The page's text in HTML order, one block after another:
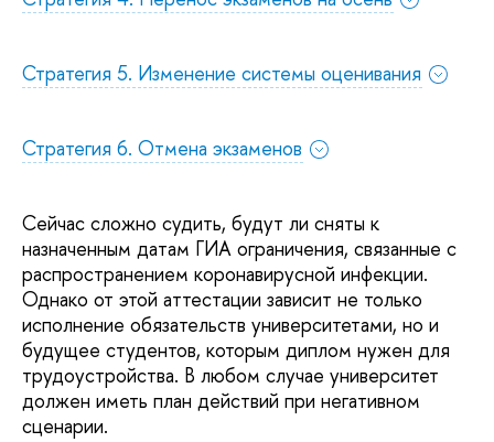
Стратегия 5. Изменение системы оценивания
Стратегия 6. Отмена экзаменов
Сейчас сложно судить, будут ли сняты к
назначенным датам ГИА ограничения, связанные с
распространением коронавирусной инфекции.
Однако от этой аттестации зависит не только
исполнение обязательств университетами, но и
будущее студентов, которым диплом нужен для
трудоустройства. В любом случае университет
должен иметь план действий при негативном
сценарии.